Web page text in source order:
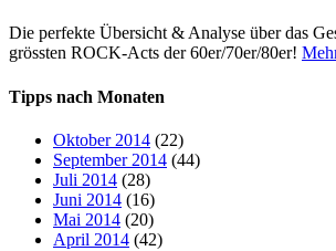
Die perfekte Übersicht & Analyse über das
grössten ROCK-Acts der 60er/70er/80er!
Tipps nach Monaten
Oktober 2014 (22)
September 2014 (44)
Juli 2014 (28)
Juni 2014 (16)
Mai 2014 (20)
April 2014 (42)